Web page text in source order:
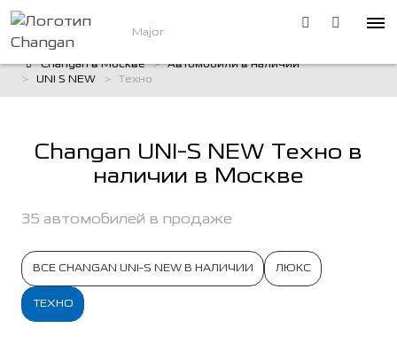
Major
Changan в Москве
Автомобили в наличии
UNI S NEW
Техно
Changan UNI-S NEW Техно в
наличии в Москве
35 автомобилей в продаже
ВСЕ CHANGAN UNI-S NEW В НАЛИЧИИ ЛЮКС
ТЕХНО